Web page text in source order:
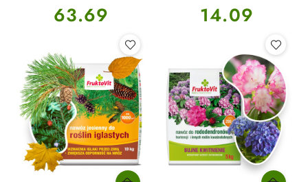
Cena:
63.69 Cena:
14.09